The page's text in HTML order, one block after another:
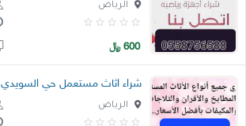
الرياض
600 ﷼
شراء اثاث مستعمل حي السويدي
الرياض